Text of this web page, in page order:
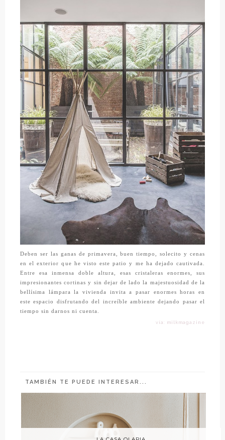
Deben ser las ganas de primavera, buen tiempo, solecito y cenas
en el exterior que he visto este patio y me ha dejado cautivada.
Entre esa inmensa doble altura, esas cristaleras enormes, sus
impresionantes cortinas y sin dejar de lado la majestuosidad de la
bellísima lámpara la vivienda invita a pasar enormes horas en
este espacio disfrutando del increíble ambiente dejando pasar el
tiempo sin darnos ni cuenta.
vía: milkmagazine
TAMBIÉN TE PUEDE INTERESAR...